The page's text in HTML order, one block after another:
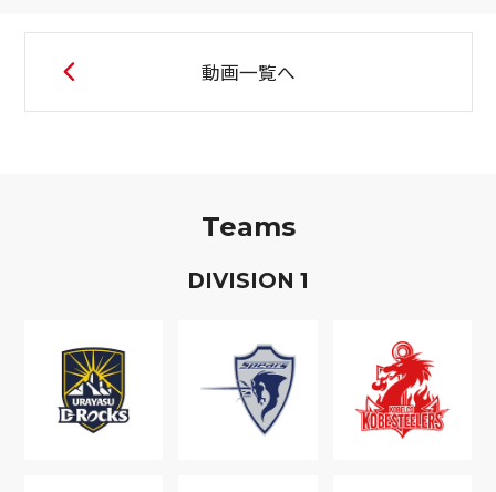
動画一覧へ
Teams
DIVISION 1